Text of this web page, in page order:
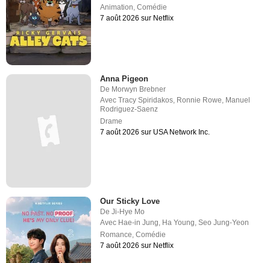
Animation ,Comédie
7 août 2026 sur Netflix
Anna Pigeon
De Morwyn Brebner
AvecTracy Spiridakos, Ronnie Rowe, Manuel
Rodriguez-Saenz
Drame
7 août 2026 sur USA Network Inc.
Our Sticky Love
DeJi-Hye Mo
Avec Hae-in Jung, Ha Young,Seo Jung-Yeon
Romance,Comédie
7 août 2026 sur Netflix